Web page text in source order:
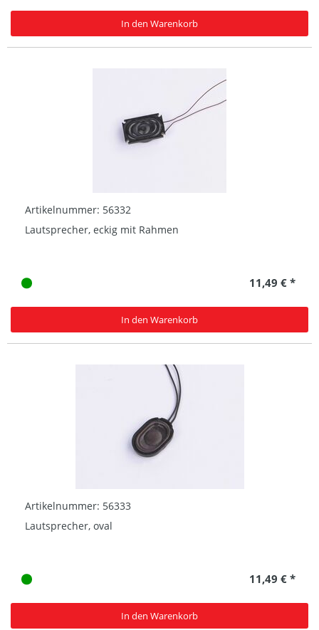
In den Warenkorb
Artikelnummer: 56332
Lautsprecher, eckig mit Rahmen
11,49 € *
In den Warenkorb
Artikelnummer: 56333
Lautsprecher, oval
11,49 € *
In den Warenkorb